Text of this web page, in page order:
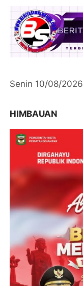
Senin 10/08/2026
HIMBAUAN